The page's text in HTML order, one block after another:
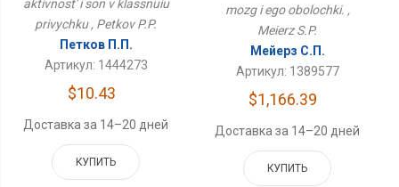
aktivnost' i son v klassnuiu
privychku , Petkov P.P.
Петков П.П.
Артикул: 1444273
$10.43
Доставка за 14–20 дней
КУПИТЬ
mozg i ego obolochki. ,
Meierz S.P.
Мейерз С.П.
Артикул: 1389577
$1,166.39
Доставка за 14–20 дней
КУПИТЬ